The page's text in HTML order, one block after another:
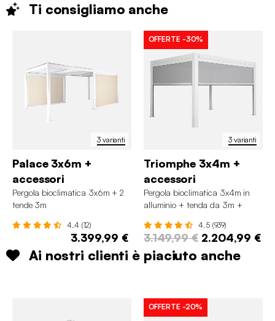
Ti consigliamo anche
3 varianti
Palace 3x6m +
accessori
Pergola bioclimatica 3x6m + 2
tende 3m
4.4 (12)
3.399,99 €
3 varianti
OFFERTE -30%
Triomphe 3x4m +
accessori
Pergola bioclimatica 3x4m in
alluminio + tenda da 3m +
4.5 (939)
3.149,99 € 2.204,99 €
Ai nostri clienti è piaciuto anche
OFFERTE -20%